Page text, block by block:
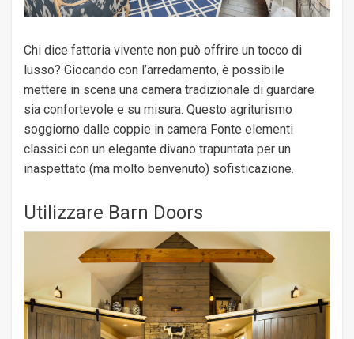
Chi dice fattoria vivente non può offrire un tocco di
lusso? Giocando con l’arredamento, è possibile
mettere in scena una camera tradizionale di guardare
sia confortevole e su misura. Questo agriturismo
soggiorno dalle coppie in camera Fonte elementi
classici con un elegante divano trapuntata per un
inaspettato (ma molto benvenuto) sofisticazione.
Utilizzare Barn Doors